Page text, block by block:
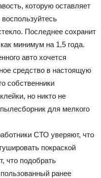
которую оставляет
Последнее сохранит
минимум на 1,5 года.
авто хочется
средство в настоящую
собственники
но никто не
для мелкого
СТО уверяют, что
покраской
что подобрать
ранее